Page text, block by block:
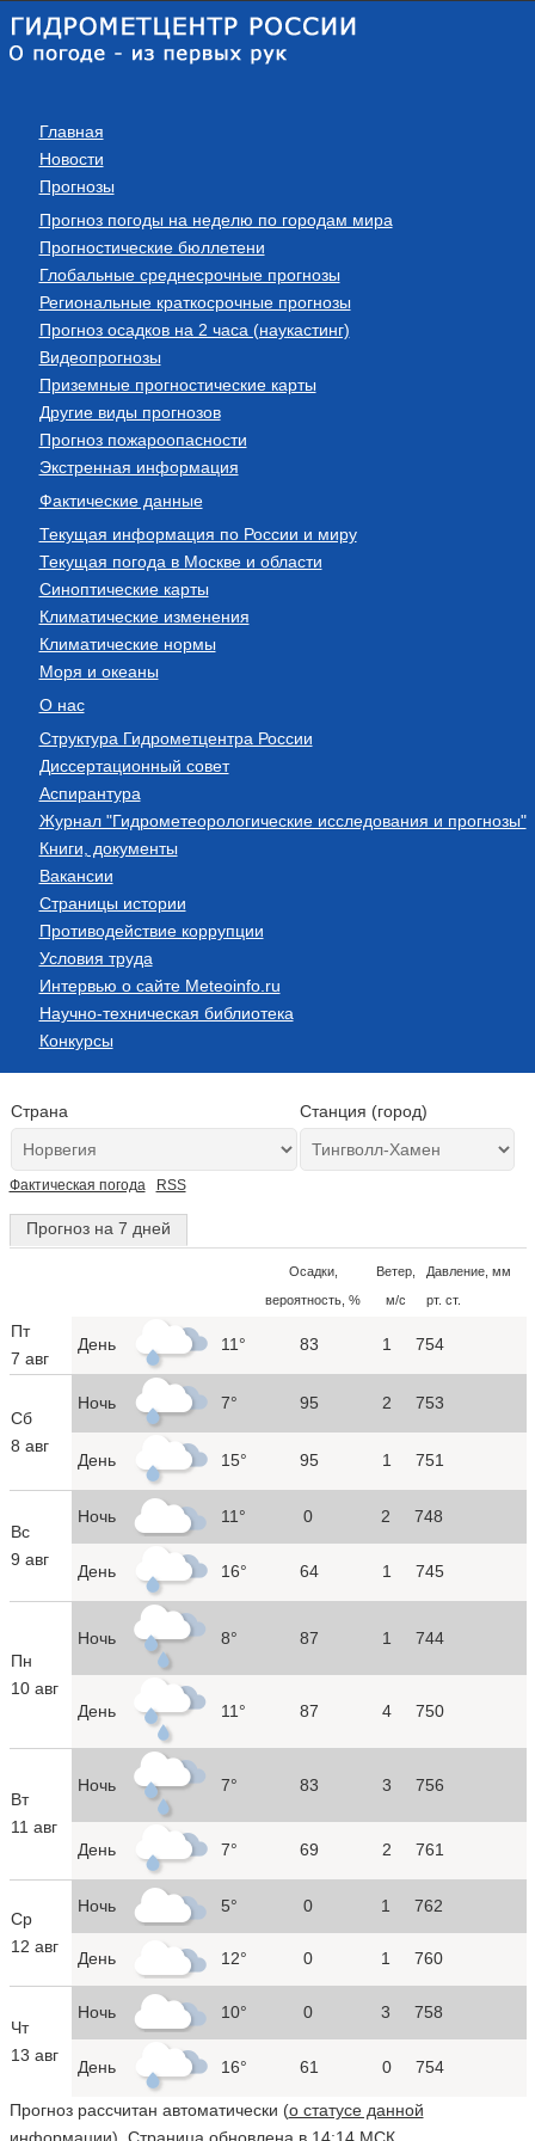
Главная
Новости
Прогнозы
Прогноз погоды на неделю по городам мира
Прогностические бюллетени
Глобальные среднесрочные прогнозы
Региональные краткосрочные прогнозы
Прогноз осадков на 2 часа (наукастинг)
Видеопрогнозы
Приземные прогностические карты
Другие виды прогнозов
Прогноз пожароопасности
Экстренная информация
Фактические данные
Текущая информация по России и миру
Текущая погода в Москве и области
Синоптические карты
Климатические изменения
Климатические нормы
Моря и океаны
О нас
Структура Гидрометцентра России
Диссертационный совет
Аспирантура
Журнал "Гидрометеорологические исследования и прогнозы"
Книги, документы
Вакансии
Страницы истории
Противодействие коррупции
Условия труда
Интервью о сайте Meteoinfo.ru
Научно-техническая библиотека
Конкурсы
Страна Станция (город)
Фактическая погода RSS
Прогноз на 7 дней
Осадки,
вероятность, %
Ветер,
м/с
Давление, мм
рт. ст.
Пт
7 авг
День 11° 83 1 754
Сб
8 авг
Ночь 7° 95 2 753
День 15° 95 1 751
Вс
9 авг
Ночь 11° 0 2 748
День 16° 64 1 745
Пн
10 авг
Ночь 8° 87 1 744
День 11° 87 4 750
Вт
11 авг
Ночь 7° 83 3 756
День 7° 69 2 761
Ср
12 авг
Ночь 5° 0 1 762
День 12° 0 1 760
Чт
13 авг
Ночь 10° 0 3 758
День 16° 61 0 754
Прогноз рассчитан автоматически (о статусе данной
информации). Страница обновлена в 14:14 МСК